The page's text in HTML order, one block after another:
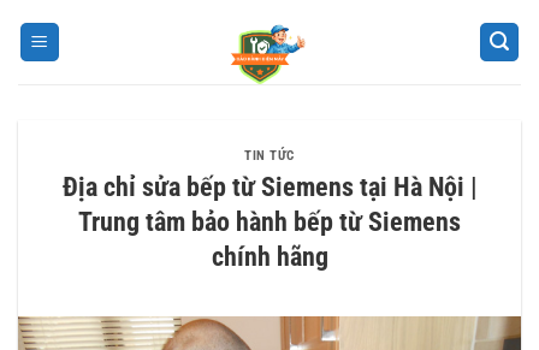
TIN TỨC
Địa chỉ sửa bếp từ Siemens tại Hà Nội |
Trung tâm bảo hành bếp từ Siemens
chính hãng